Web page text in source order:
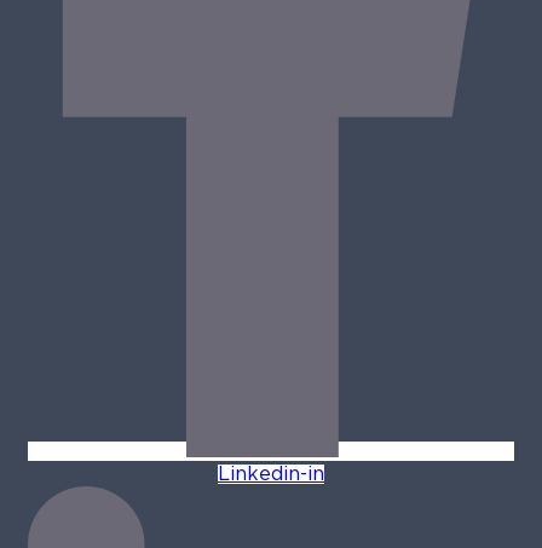
Linkedin-in